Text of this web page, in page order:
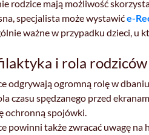
rodzice mają możliwość
specjalista może wystawiće-
ważne w przypadku dzieci, u
i rola
odgrywają ogromną rolę w
czasu spędzanego przed
ochronną spojówki.
powinni także zwracać uwagę